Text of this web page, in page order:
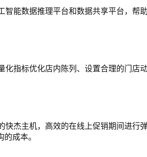
能数据推理平台和数据共享平台，帮
化指标优化店内陈列、设置合理的门店
快杰主机，高效的在线上促销期间进行
成本。